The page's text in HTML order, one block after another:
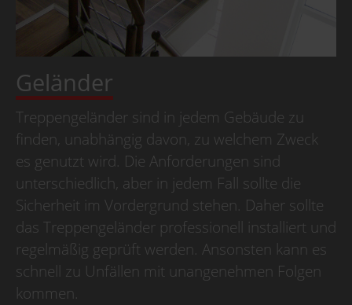
Geländer
Treppengeländer sind in jedem Gebäude zu
finden, unabhängig davon, zu welchem Zweck
es genutzt wird. Die Anforderungen sind
unterschiedlich, aber in jedem Fall sollte die
Sicherheit im Vordergrund stehen. Daher sollte
das Treppengeländer professionell installiert und
regelmäßig geprüft werden. Ansonsten kann es
schnell zu Unfällen mit unangenehmen Folgen
kommen.